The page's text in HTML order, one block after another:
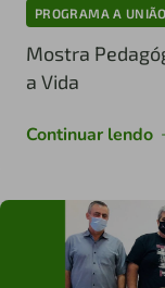
PROGRAMA A
Mostra
a Vida
Continuar lendo